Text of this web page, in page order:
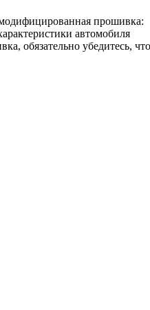
прошивка:
автомобиля
обязательно убедитесь,